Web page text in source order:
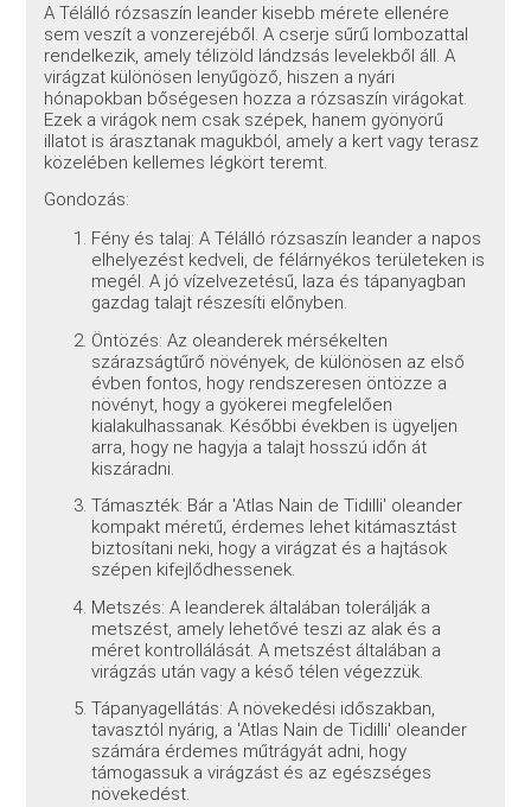
A Télálló rózsaszín leander kisebb mérete ellenére
sem veszít a vonzerejéből. A cserje sűrű lombozattal
rendelkezik, amely télizöld lándzsás levelekből áll. A
virágzat különösen lenyűgöző, hiszen a nyári
hónapokban bőségesen hozza a rózsaszín virágokat.
Ezek a virágok nem csak szépek, hanem gyönyörű
illatot is árasztanak magukból, amely a kert vagy terasz
közelében kellemes légkört teremt.
Gondozás:
Fény és talaj: A Télálló rózsaszín leander a napos
elhelyezést kedveli, de félárnyékos területeken is
megél. A jó vízelvezetésű, laza és tápanyagban
gazdag talajt részesíti előnyben.
Öntözés: Az oleanderek mérsékelten
szárazságtűrő növények, de különösen az első
évben fontos, hogy rendszeresen öntözze a
növényt, hogy a gyökerei megfelelően
kialakulhassanak. Későbbi években is ügyeljen
arra, hogy ne hagyja a talajt hosszú időn át
kiszáradni.
Támaszték: Bár a 'Atlas Nain de Tidilli' oleander
kompakt méretű, érdemes lehet kitámasztást
biztosítani neki, hogy a virágzat és a hajtások
szépen kifejlődhessenek.
Metszés: A leanderek általában tolerálják a
metszést, amely lehetővé teszi az alak és a
méret kontrollálását. A metszést általában a
virágzás után vagy a késő télen végezzük.
Tápanyagellátás: A növekedési időszakban,
tavasztól nyárig, a 'Atlas Nain de Tidilli' oleander
számára érdemes műtrágyát adni, hogy
támogassuk a virágzást és az egészséges
növekedést.